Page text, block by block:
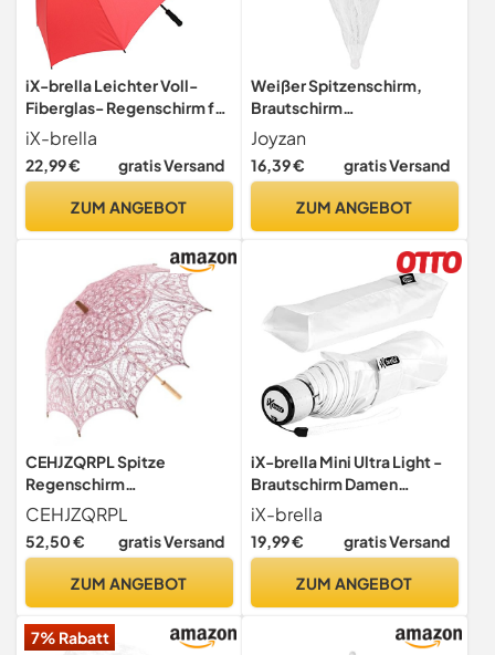
iX-brella Leichter Voll-
Fiberglas- Regenschirm für
2 Personen XXL (rot)
iX-brella
22,99 € gratis Versand
ZUM ANGEBOT
Weißer Spitzenschirm,
Brautschirm
Handgemachte Spitze
Blumenstickerei
Sonnenschirm
Spitzenschirm Vintage
Dekoration Regenschirm
für Mädchen Braut Party
Dekor
Joyzan
16,39 € gratis Versand
ZUM ANGEBOT
CEHJZQRPL Spitze
Regenschirm
Handgemachter rosa
Spitzenschirm Vintage
Brautschirm Sonnenschirm
Dame Kostüm(Pink)
CEHJZQRPL
52,50 € gratis Versand
ZUM ANGEBOT
iX-brella Mini Ultra Light -
Brautschirm Damen
Taschenschirm - extra
leicht - weiß - Hochzeit
iX-brella
19,99 € gratis Versand
ZUM ANGEBOT
7% Rabatt